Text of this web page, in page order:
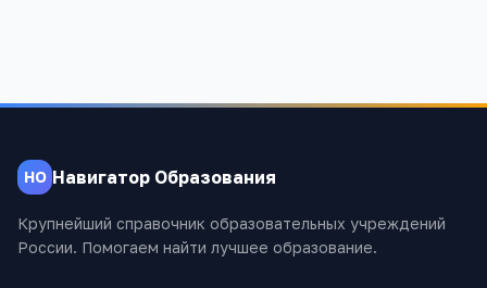
НО Навигатор Образования
Крупнейший справочник образовательных учреждений
России. Помогаем найти лучшее образование.